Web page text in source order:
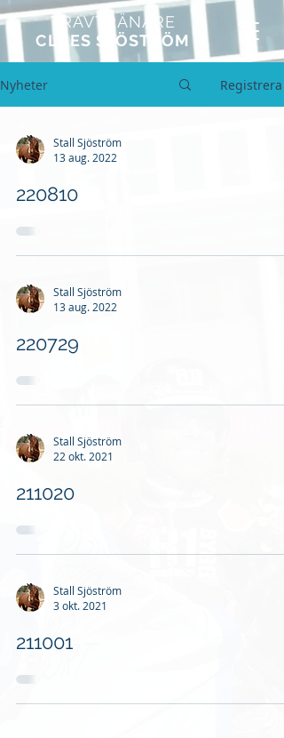
TRAVTRÄNARE
CLAES SJÖSTRÖM
Nyheter Registrera
Stall Sjöström
13 aug. 2022
220810
Stall Sjöström
13 aug. 2022
220729
Stall Sjöström
22 okt. 2021
211020
Stall Sjöström
3 okt. 2021
211001